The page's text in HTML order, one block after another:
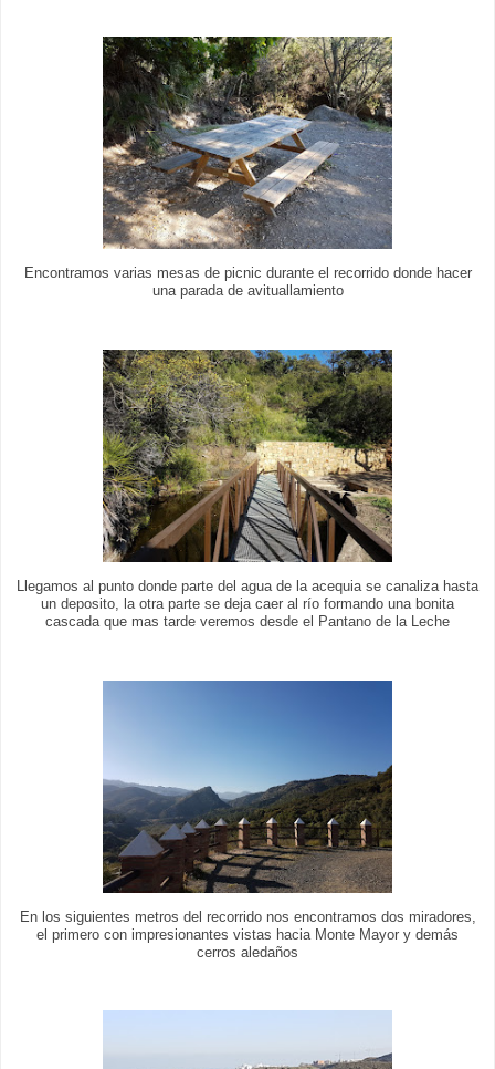
Encontramos varias mesas de picnic durante el recorrido donde hacer
una parada de avituallamiento
Llegamos al punto donde parte del agua de la acequia se canaliza hasta
un deposito, la otra parte se deja caer al río formando una bonita
cascada que mas tarde veremos desde el Pantano de la Leche
En los siguientes metros del recorrido nos encontramos dos miradores,
el primero con impresionantes vistas hacia Monte Mayor y demás
cerros aledaños